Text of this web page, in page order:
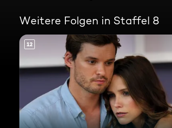
Weitere Folgen in Staffel 8
12